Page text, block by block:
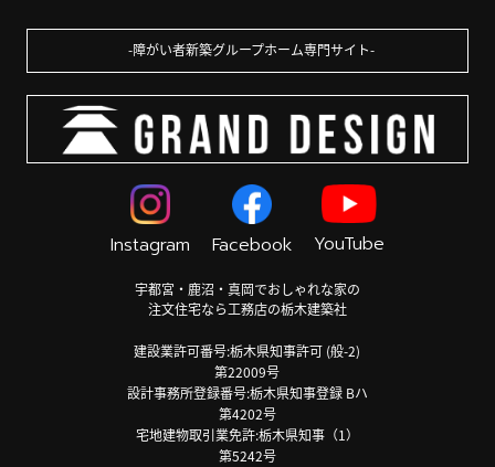
障がい者新築グループホーム専門サイト
Instagram Facebook YouTube
宇都宮・鹿沼・真岡でおしゃれな家の
注文住宅なら工務店の栃木建築社
建設業許可番号:栃木県知事許可 (般-2)
第22009号
設計事務所登録番号:栃木県知事登録 Bハ
第4202号
宅地建物取引業免許:栃木県知事（1）
第5242号